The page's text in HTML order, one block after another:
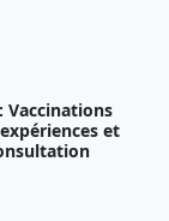
Vaccinations
et